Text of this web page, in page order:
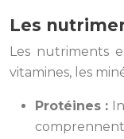
Les
Les nutriments
vitamines, les
Protéines :
comprennent